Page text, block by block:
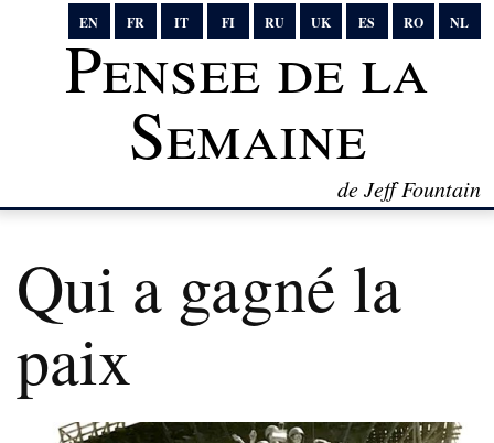
EN FR IT FI RU UK ES RO NL
Pensee de la
Semaine
de Jeff Fountain
Qui a gagné la
paix